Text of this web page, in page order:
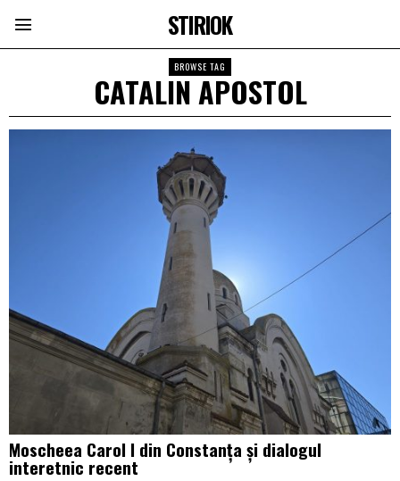
STIRIOK
BROWSE TAG
CATALIN APOSTOL
Moscheea Carol I din Constanța și dialogul
interetnic recent